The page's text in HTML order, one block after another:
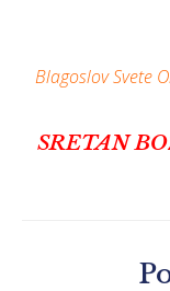
Blagoslov Svete
SRETAN